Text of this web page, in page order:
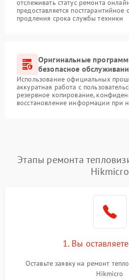
отслеживать статус ремонта
предоставляется
продления срока службы техники
Оригинальные
безопасное
Использование официальных
аккуратная работа с
резервное копирование,
восстановление информации при
Этапы ремонта
Hikmicro
1. Вы
Оставьте заявку на ремонт
Hikmicro